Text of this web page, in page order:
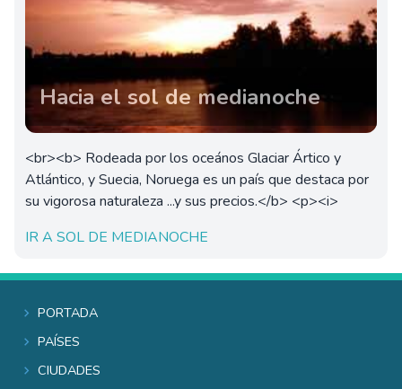
Hacia el sol de medianoche
<br><b> Rodeada por los oceános Glaciar Ártico y
Atlántico, y Suecia, Noruega es un país que destaca por
su vigorosa naturaleza ...y sus precios.</b> <p><i>
IR A SOL DE MEDIANOCHE
Portada
Países
Ciudades